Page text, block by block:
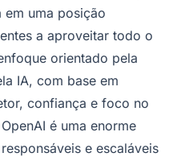
em uma posição
a aproveitar todo o
orientado pela
IA, com base em
confiança e foco no
é uma enorme
​​e escaláveis